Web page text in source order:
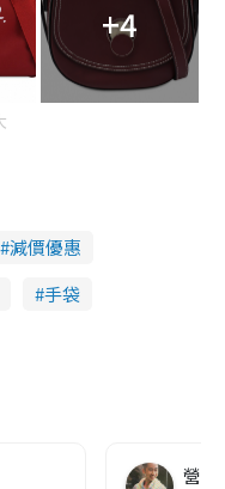
+4
減價優惠
手袋
營養